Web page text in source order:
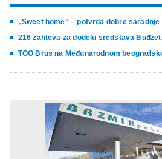
„Sweet home“ – potvrda dobre saradnje
216 zahteva za dodelu sredstava
TOO Brus na Međunarodnom